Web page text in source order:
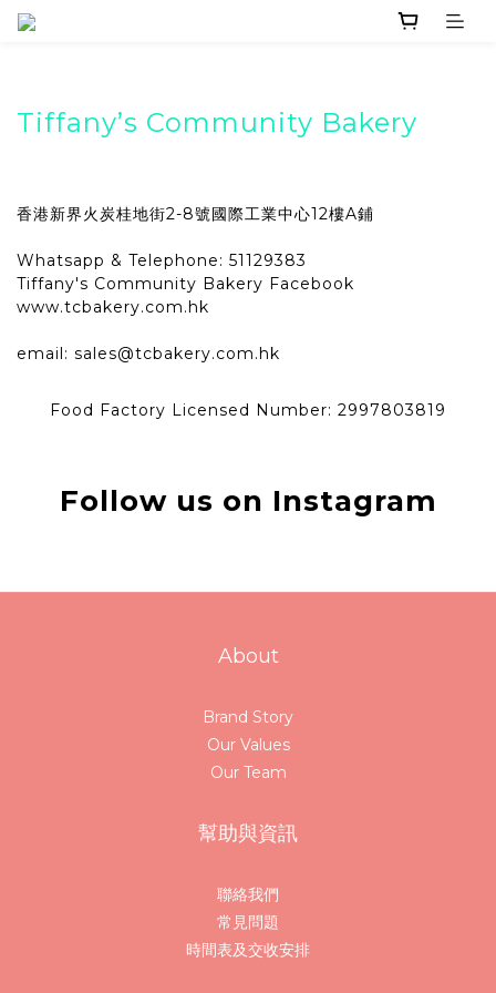
Tiffany’s Community Bakery
香港新界火炭桂地街2-8號國際工業中心12樓A鋪
Whatsapp & Telephone: 51129383
Tiffany's Community Bakery Facebook
www.tcbakery.com.hk
email: sales@tcbakery.com.hk
Food Factory Licensed Number: 2997803819
Follow us on Instagram
About
Brand Story
Our Values
Our Team
幫助與資訊
聯絡我們
常見問題
時間表及交收安排